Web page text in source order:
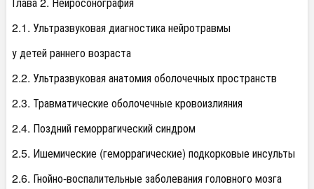
2.1. Ультразвуковая диагностика нейротравмы
у детей раннего возраста
2.2. Ультразвуковая анатомия оболочечных пространств
2.3. Травматические оболочечные кровоизлияния
2.4. Поздний геморрагический синдром
2.5. Ишемические (геморрагические) подкорковые инсульты
2.6. Гнойно-воспалительные заболевания головного мозга